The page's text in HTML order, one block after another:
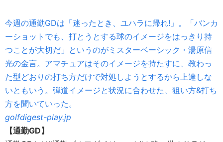
今週の通勤GDは「迷ったとき、ユハラに帰れ!」。「バンカ
ーショットでも、打とうとする球のイメージをはっきり持
つことが大切だ」というのがミスターベーシック・湯原信
光の金言。アマチュアはそのイメージを持たすに、教わっ
た型どおりの打ち方だけで対処しようとするから上達しな
いともいう。弾道イメージと状況に合わせた、狙い方&打ち
方を聞いていった。
golfdigest-play.jp
【通勤GD】